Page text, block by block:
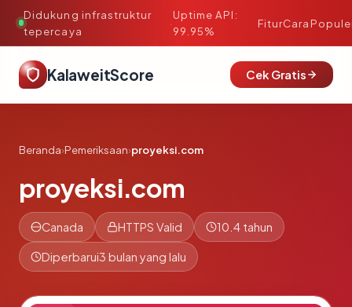
Didukung infrastruktur
tepercaya
·
Uptime API:
99.95%
FiturCara
KalaweitScore Cek Gratis
Beranda›Pemeriksaan›proyeksi.com
proyeksi.com
Canada HTTPS Valid 10.4 tahun
Diperbarui3 bulan yang lalu